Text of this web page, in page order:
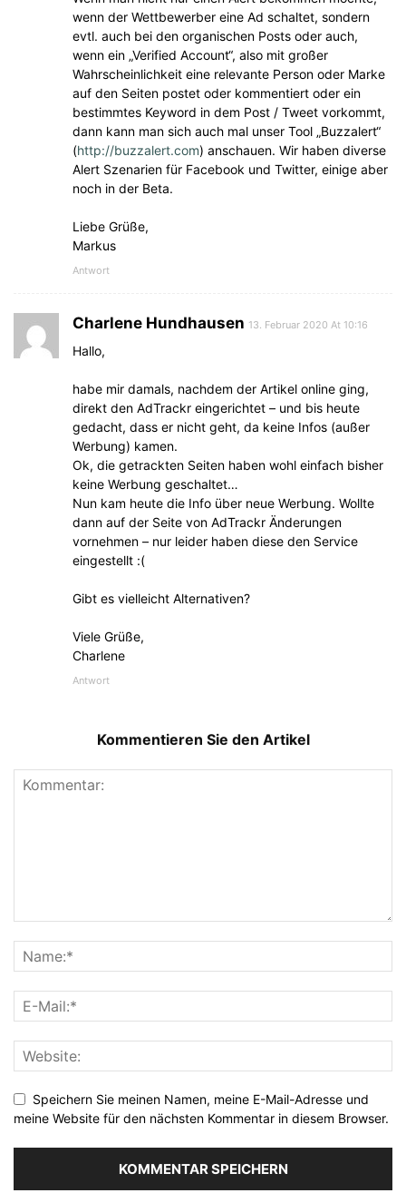
wenn der Wettbewerber eine Ad schaltet, sondern
evtl. auch bei den organischen Posts oder auch,
wenn ein „Verified Account“, also mit großer
Wahrscheinlichkeit eine relevante Person oder Marke
auf den Seiten postet oder kommentiert oder ein
bestimmtes Keyword in dem Post / Tweet vorkommt,
dann kann man sich auch mal unser Tool „Buzzalert“
(http://buzzalert.com) anschauen. Wir haben diverse
Alert Szenarien für Facebook und Twitter, einige aber
noch in der Beta.
Liebe Grüße,
Markus
Antwort
Charlene Hundhausen 13. Februar 2020 At 10:16
Hallo,
habe mir damals, nachdem der Artikel online ging,
direkt den AdTrackr eingerichtet – und bis heute
gedacht, dass er nicht geht, da keine Infos (außer
Werbung) kamen.
Ok, die getrackten Seiten haben wohl einfach bisher
keine Werbung geschaltet…
Nun kam heute die Info über neue Werbung. Wollte
dann auf der Seite von AdTrackr Änderungen
vornehmen – nur leider haben diese den Service
eingestellt :(
Gibt es vielleicht Alternativen?
Viele Grüße,
Charlene
Antwort
Kommentieren Sie den Artikel
Speichern Sie meinen Namen, meine E-Mail-Adresse und
meine Website für den nächsten Kommentar in diesem Browser.